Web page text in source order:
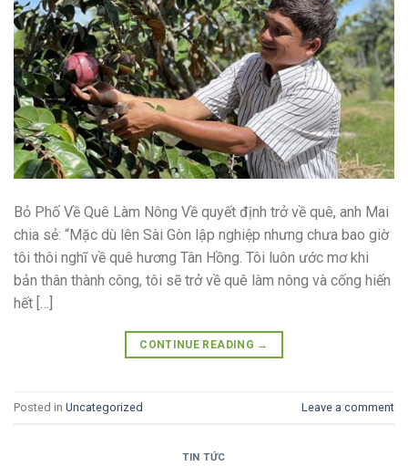
Bỏ Phố Về Quê Làm Nông Về quyết định trở về quê, anh Mai
chia sẻ: “Mặc dù lên Sài Gòn lập nghiệp nhưng chưa bao giờ
tôi thôi nghĩ về quê hương Tân Hồng. Tôi luôn ước mơ khi
bản thân thành công, tôi sẽ trở về quê làm nông và cống hiến
hết […]
CONTINUE READING →
Posted in Uncategorized Leave a comment
TIN TỨC